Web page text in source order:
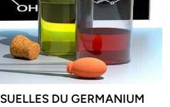
DU GERMANIUM